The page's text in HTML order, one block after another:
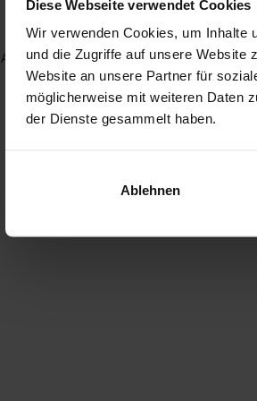
Diese Webseite verwendet Cookies
Wir verwenden Cookies, um Inhalte
und die Zugriffe auf unsere Website
Website an unsere Partner für
möglicherweise mit weiteren Daten
der Dienste gesammelt haben.
Ablehnen
Application error: a client-side exception